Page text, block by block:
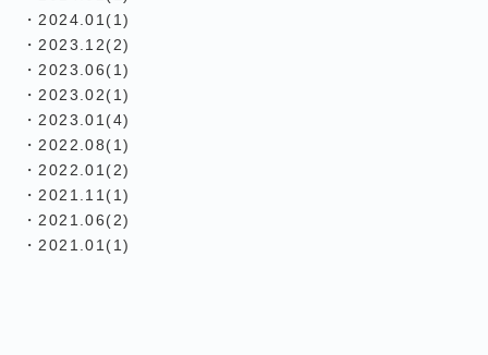
・2024.01(1)
・2023.12(2)
・2023.06(1)
・2023.02(1)
・2023.01(4)
・2022.08(1)
・2022.01(2)
・2021.11(1)
・2021.06(2)
・2021.01(1)